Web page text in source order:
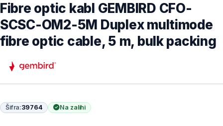
Fibre optic kabl GEMBIRD CFO-
SCSC-OM2-5M Duplex multimode
fibre optic cable, 5 m, bulk packing
Šifra:39764 Na zalihi